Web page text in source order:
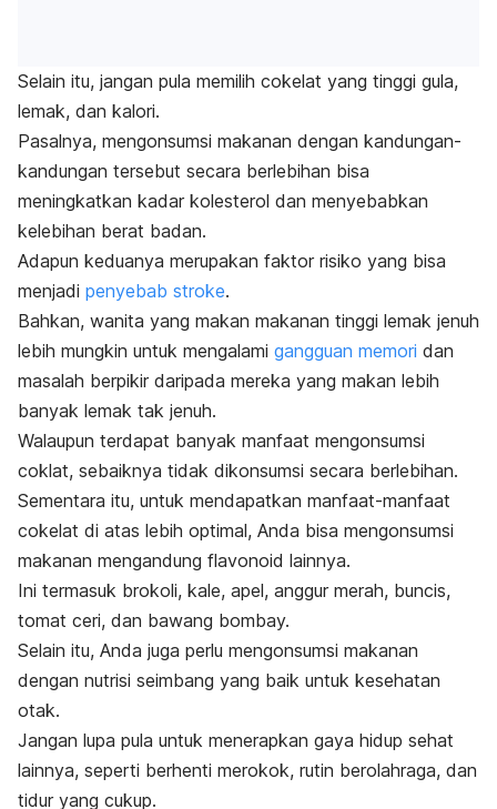
Selain itu, jangan pula memilih cokelat yang tinggi gula,
lemak, dan kalori.
Pasalnya, mengonsumsi makanan dengan kandungan-
kandungan tersebut secara berlebihan bisa
meningkatkan kadar kolesterol dan menyebabkan
kelebihan berat badan.
Adapun keduanya merupakan faktor risiko yang bisa
menjadi penyebab stroke.
Bahkan, wanita yang makan makanan tinggi lemak jenuh
lebih mungkin untuk mengalami gangguan memori dan
masalah berpikir daripada mereka yang makan lebih
banyak lemak tak jenuh.
Walaupun terdapat banyak manfaat mengonsumsi
coklat, sebaiknya tidak dikonsumsi secara berlebihan.
Sementara itu, untuk mendapatkan manfaat-manfaat
cokelat di atas lebih optimal, Anda bisa mengonsumsi
makanan mengandung flavonoid lainnya.
Ini termasuk brokoli, kale, apel, anggur merah, buncis,
tomat ceri, dan bawang bombay.
Selain itu, Anda juga perlu mengonsumsi makanan
dengan nutrisi seimbang yang baik untuk kesehatan
otak.
Jangan lupa pula untuk menerapkan gaya hidup sehat
lainnya, seperti berhenti merokok, rutin berolahraga, dan
tidur yang cukup.